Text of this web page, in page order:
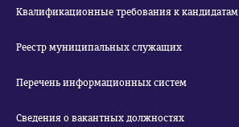
Квалификационные требования к кандидатам
Реестр муниципальных служащих
Перечень информационных систем
Сведения о вакантных должностях